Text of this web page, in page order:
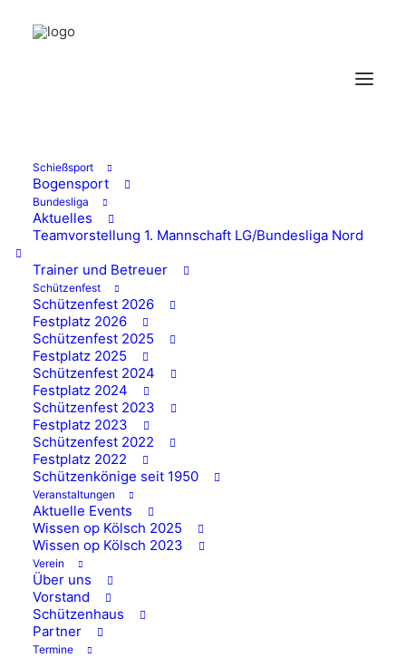
Schießsport
Bogensport
Bundesliga
Aktuelles
Teamvorstellung 1. Mannschaft LG/Bundesliga Nord
Trainer und Betreuer
Schützenfest
Schützenfest 2026
Festplatz 2026
Schützenfest 2025
Festplatz 2025
Schützenfest 2024
Festplatz 2024
Schützenfest 2023
Festplatz 2023
Schützenfest 2022
Festplatz 2022
Schützenkönige seit 1950
Veranstaltungen
Aktuelle Events
Wissen op Kölsch 2025
Wissen op Kölsch 2023
Verein
Über uns
Vorstand
Schützenhaus
Partner
Termine
Wissen op Kölsch -
Wissener SV bringt
Domstürmer, Räuber
und Bläck Fööss ins
KulturWERK
Nach den großen Erfolgen in 2021 und 2023 geht die
Veranstaltung „Wissen op Kölsch“ am 31.10.2025, in
die nächste Runde. Die Besucher dürfen sich wieder
auf einen „kölschen“ Abend freuen, mit Bands aus
dem obersten Regal der Kölner Musikszene. Dieses
Mal dabei: Domstürmer, Räuber und Bläck Fööss.
Erstmalig wird die Veranstaltung mit einem